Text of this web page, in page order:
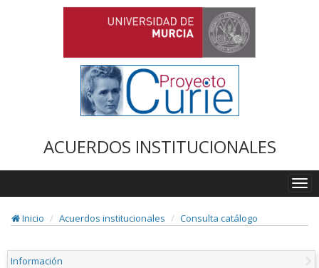
ACUERDOS INSTITUCIONALES
Inicio
Acuerdos institucionales Consulta catálogo
Información